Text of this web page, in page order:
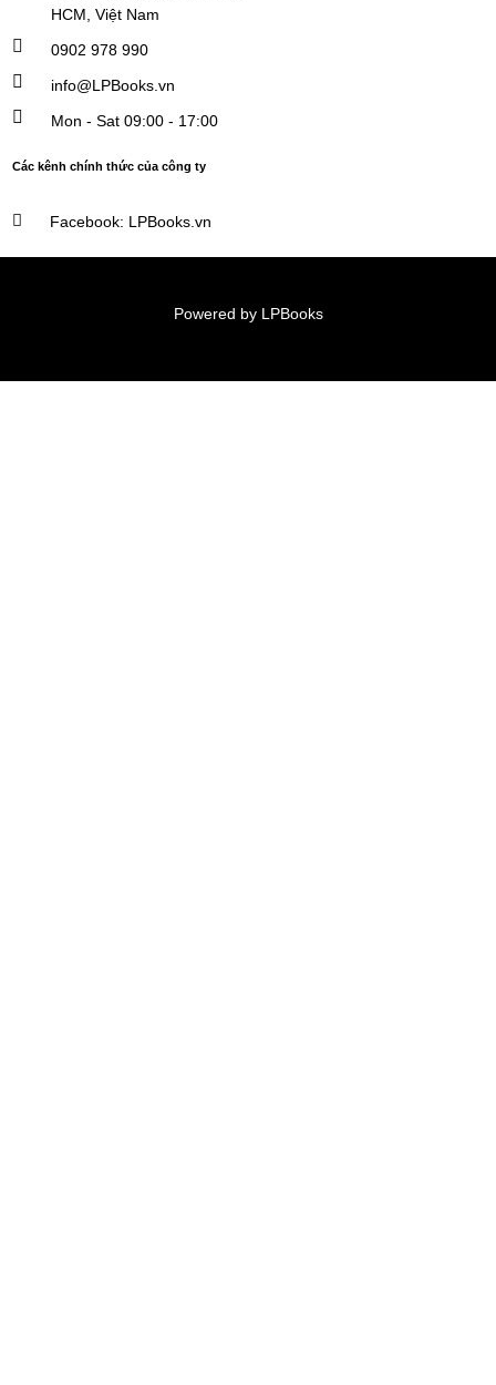
HCM, Việt Nam
0902 978 990
info@LPBooks.vn​
Mon - Sat 09:00 - 17:00
Các kênh chính thức của công ty
Facebook: LPBooks.vn
Powered by LPBooks